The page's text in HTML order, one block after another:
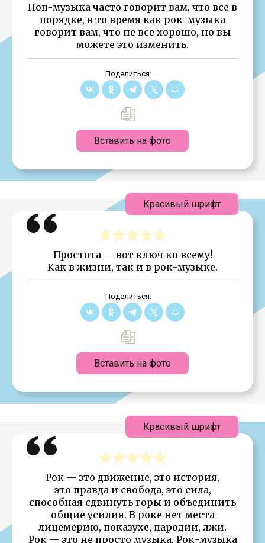
Поп-музыка часто говорит вам, что все в
порядке, в то время как рок-музыка
говорит вам, что не все хорошо, но вы
можете это изменить.
Поделиться:
Вставить на фото
Простота — вот ключ ко всему!
Как в жизни, так и в рок-музыке.
Поделиться:
Вставить на фото
Красивый шрифт
Рок — это движение, это история,
это правда и свобода, это сила,
способная сдвинуть горы и объединить
общие усилия. В роке нет места
лицемерию, показухе, пародии, лжи.
Рок — это не просто музыка. Рок-музыка
Красивый шрифт